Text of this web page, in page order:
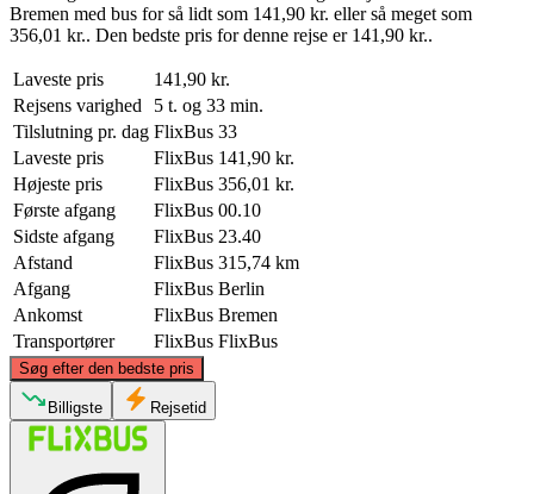
Bremen med bus for så lidt som 141,90 kr. eller så meget som
356,01 kr.. Den bedste pris for denne rejse er 141,90 kr..
Laveste pris
141,90 kr.
Rejsens varighed
5 t. og 33 min.
Tilslutning pr. dag FlixBus 33
Laveste pris
FlixBus 141,90 kr.
Højeste pris
FlixBus 356,01 kr.
Første afgang
FlixBus 00.10
Sidste afgang
FlixBus 23.40
Afstand
FlixBus 315,74 km
Afgang
FlixBus Berlin
Ankomst
FlixBus Bremen
Transportører
FlixBus FlixBus
Søg efter den bedste pris
Bremen
©
Billigste Rejsetid